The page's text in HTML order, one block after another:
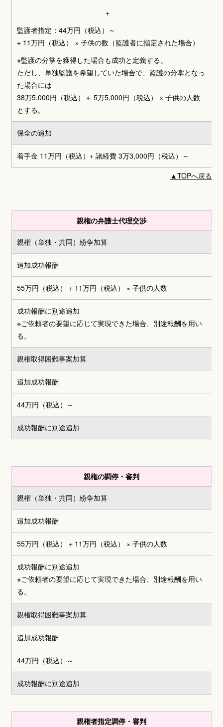
+
監護者指定：44万円（税込）～
+ 11万円（税込） × 子供の数（監護者に指定された場合）
※監護の分掌を獲得した場合も成功と定義する。
ただし、単独監護を希望していた場合で、監護の分掌となっ
た場合には
38万5,000円（税込）＋ 5万5,000円（税込） × 子供の人数
とする。
保全の追加
着手金 11万円（税込）+ 諸経費 3万3,000円（税込）～
▲TOPへ戻る
親権の弁護士代理交渉
親権（単独・共同） 紛争加算
追加成功報酬
55万円（税込） + 11万円（税込） × 子供の人数
成功報酬に別途追加
※ご依頼者の要望に応じて実現できた場合、別途報酬を用い
る。
親権取得困難事案加算
追加成功報酬
44万円（税込）～
成功報酬に別途追加
親権の調停・審判
親権（単独・共同） 紛争加算
追加成功報酬
55万円（税込） + 11万円（税込） × 子供の人数
成功報酬に別途追加
※ご依頼者の要望に応じて実現できた場合、別途報酬を用い
る。
親権取得困難事案加算
追加成功報酬
44万円（税込）～
成功報酬に別途追加
親権者指定調停・審判